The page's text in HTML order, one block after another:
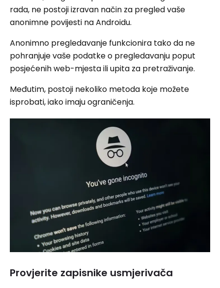
rada, ne postoji izravan način za pregled vaše
anonimne povijesti na Androidu.
Anonimno pregledavanje funkcionira tako da ne
pohranjuje vaše podatke o pregledavanju poput
posjećenih web-mjesta ili upita za pretraživanje.
Međutim, postoji nekoliko metoda koje možete
isprobati, iako imaju ograničenja.
Provjerite zapisnike usmjerivača